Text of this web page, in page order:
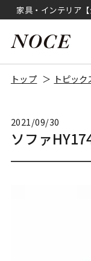
家具・インテリア
トップ トピック
2021/09/30
ソファ